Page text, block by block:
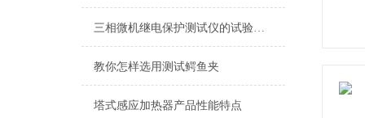
三相微机继电保护测试仪的试验方法
教你怎样选用测试鳄鱼夹
塔式感应加热器产品性能特点